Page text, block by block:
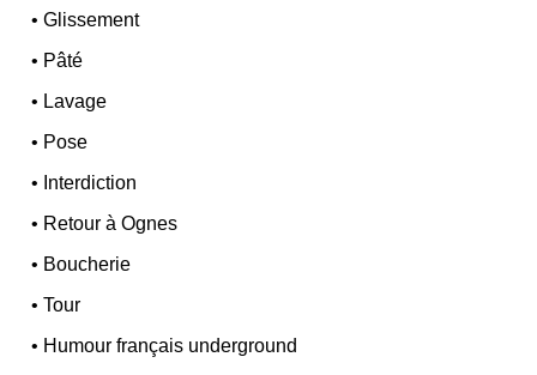
•Glissement
• Pâté
• Lavage
• Pose
• Interdiction
• Retour à Ognes
• Boucherie
•Tour
• Humour français underground